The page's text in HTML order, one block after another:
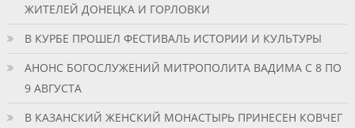
ЖИТЕЛЕЙ ДОНЕЦКА И ГОРЛОВКИ
В КУРБЕ ПРОШЕЛ ФЕСТИВАЛЬ ИСТОРИИ И КУЛЬТУРЫ
АНОНС БОГОСЛУЖЕНИЙ МИТРОПОЛИТА ВАДИМА С 8 ПО
9 АВГУСТА
В КАЗАНСКИЙ ЖЕНСКИЙ МОНАСТЫРЬ ПРИНЕСЕН КОВЧЕГ